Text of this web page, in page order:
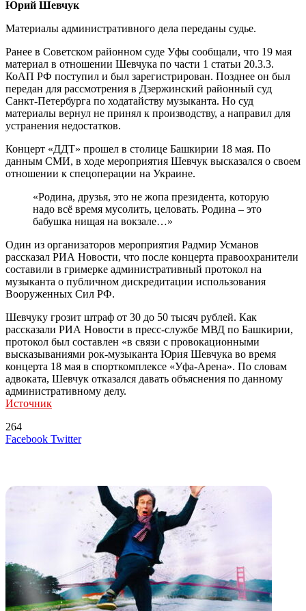
Юрий Шевчук
Материалы административного дела переданы судье.
Ранее в Советском районном суде Уфы сообщали, что 19 мая
материал в отношении Шевчука по части 1 статьи 20.3.3.
КоАП РФ поступил и был зарегистрирован. Позднее он был
передан для рассмотрения в Дзержинский районный суд
Санкт-Петербурга по ходатайству музыканта. Но суд
материалы вернул не принял к производству, а направил для
устранения недостатков.
Концерт «ДДТ» прошел в столице Башкирии 18 мая. По
данным СМИ, в ходе мероприятия Шевчук высказался о своем
отношении к спецоперации на Украине.
«Родина, друзья, это не жопа президента, которую
надо всё время мусолить, целовать. Родина – это
бабушка нищая на вокзале…»
Один из организаторов мероприятия Радмир Усманов
рассказал РИА Новости, что после концерта правоохранители
составили в гримерке административный протокол на
музыканта о публичном дискредитации использования
Вооруженных Сил РФ.
Шевчуку грозит штраф от 30 до 50 тысяч рублей. Как
рассказали РИА Новости в пресс-службе МВД по Башкирии,
протокол был составлен «в связи с провокационными
высказываниями рок-музыканта Юрия Шевчука во время
концерта 18 мая в спорткомплексе «Уфа-Арена». По словам
адвоката, Шевчук отказался давать объяснения по данному
административному делу.
Источник
264
Facebook TwitterLinkedIn
Tumblr
Reddit
Вконтакте
Одноклассники
Skype
Messenger
Messenger
WhatsApp
Telegram
Viber
Line
Поделиться
Печатать